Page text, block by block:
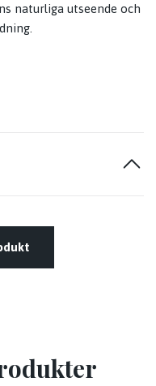
naturliga utseende och